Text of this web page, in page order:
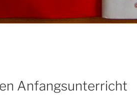
Anfangsunterricht